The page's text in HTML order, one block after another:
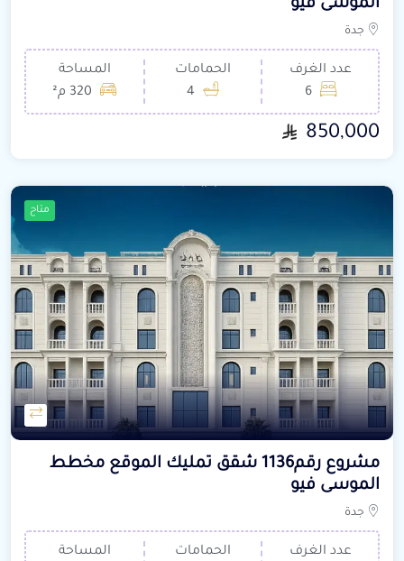
الموسى فيو
جدة
عدد الغرف
6
الحمامات
4
المساحة
320 م²
850,000
متاح
مشروع رقم1136 شقق تمليك الموقع مخطط
الموسى فيو
جدة
عدد الغرف
الحمامات
المساحة